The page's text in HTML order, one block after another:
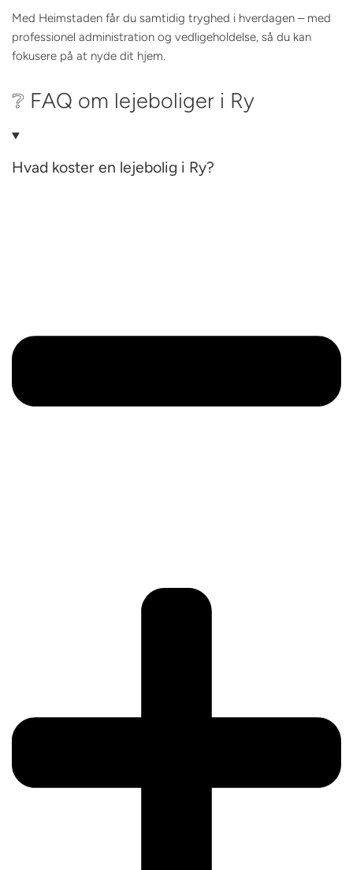
Med Heimstaden får du samtidig tryghed i hverdagen – med
professionel administration og vedligeholdelse, så du kan
fokusere på at nyde dit hjem.
❔ FAQ om lejeboliger i Ry
Hvad koster en lejebolig i Ry?